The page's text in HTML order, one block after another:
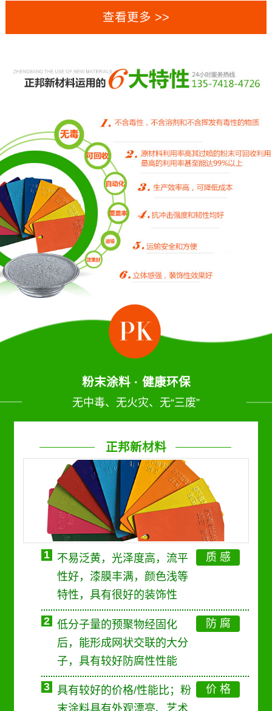
查看更多 >>
粉末涂料 · 健康环保
无中毒、无火灾、无“三废”
正邦新材料
1
不易泛黄，光泽度高，流平
性好，漆膜丰满，颜色浅等
特性，具有很好的装饰性
质 感
2 低分子量的预聚物经固化
后，能形成网状交联的大分
子，具有较好防腐性性能
防 腐
3
具有较好的价格/性能比；粉
价 格